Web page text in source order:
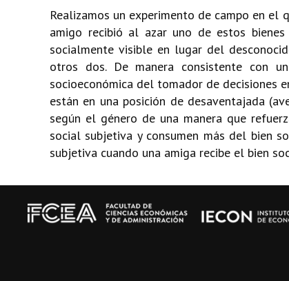
Realizamos un experimento de campo en
amigo recibió al azar uno de estos
socialmente visible en lugar del
otros dos. De manera consistente con
socioeconómica del tomador de decisiones
están en una posición de desaventajada
según el género de una manera que
social subjetiva y consumen más del bien
subjetiva cuando una amiga recibe el bien